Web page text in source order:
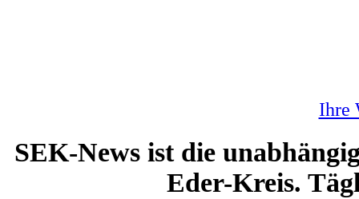
Ihre
SEK-News ist die
Eder-Kreis.